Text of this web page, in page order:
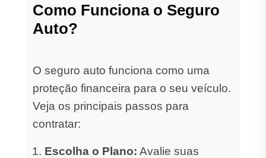
Como Funciona o Seguro
Auto?
O seguro auto funciona como uma
proteção financeira para o seu veículo.
Veja os principais passos para
contratar:
Escolha o Plano: Avalie suas